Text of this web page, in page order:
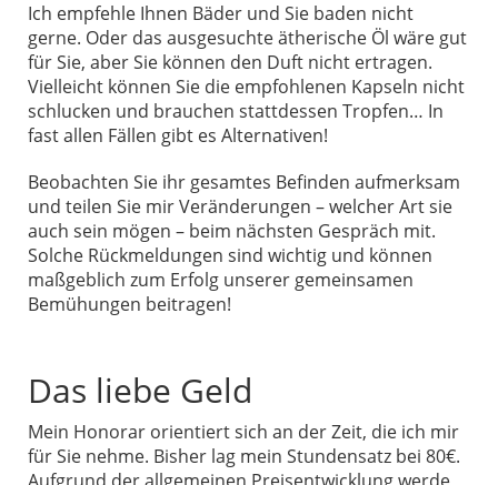
Ich empfehle Ihnen Bäder und Sie baden nicht
gerne. Oder das ausgesuchte ätherische Öl wäre gut
für Sie, aber Sie können den Duft nicht ertragen.
Vielleicht können Sie die empfohlenen Kapseln nicht
schlucken und brauchen stattdessen Tropfen… In
fast allen Fällen gibt es Alternativen!
Beobachten Sie ihr gesamtes Befinden aufmerksam
und teilen Sie mir Veränderungen – welcher Art sie
auch sein mögen – beim nächsten Gespräch mit.
Solche Rückmeldungen sind wichtig und können
maßgeblich zum Erfolg unserer gemeinsamen
Bemühungen beitragen!
Das liebe Geld
Mein Honorar orientiert sich an der Zeit, die ich mir
für Sie nehme. Bisher lag mein Stundensatz bei 80€.